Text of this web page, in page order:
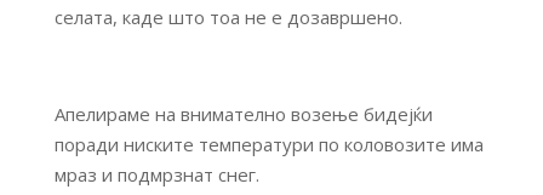
селата, каде што тоа не е дозавршено.
Апелираме на внимателно возење бидејќи
поради ниските температури по коловозите има
мраз и подмрзнат снег.